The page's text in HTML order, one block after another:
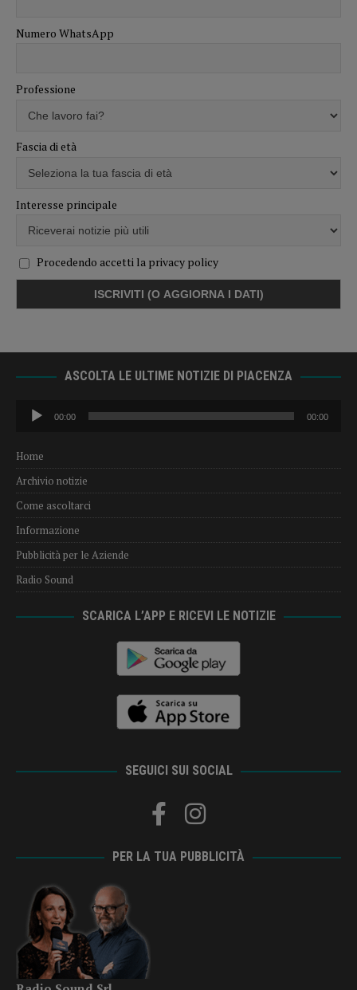
Numero WhatsApp
Professione
Fascia di età
Interesse principale
Procedendo accetti la privacy policy
ASCOLTA LE ULTIME NOTIZIE DI PIACENZA
Audio
Player
00:00 00:00
Home
Archivio notizie
Come ascoltarci
Informazione
Pubblicità per le Aziende
Radio Sound
SCARICA L’APP E RICEVI LE NOTIZIE
SEGUICI SUI SOCIAL
PER LA TUA PUBBLICITÀ